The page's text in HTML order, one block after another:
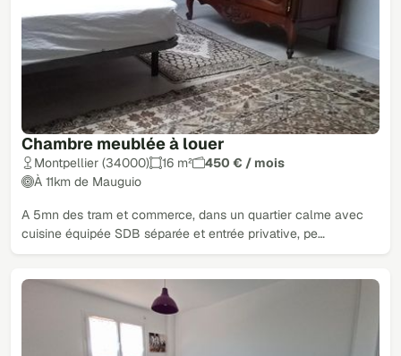
Chambre meublée à louer
Montpellier (34000) 16 m²
450 € / mois
À 11km de Mauguio
A 5mn des tram et commerce, dans un quartier calme avec
cuisine équipée SDB séparée et entrée privative, pe…